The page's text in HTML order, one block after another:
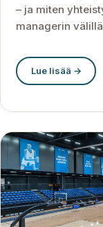
– ja miten
managerin
Lue lisää →